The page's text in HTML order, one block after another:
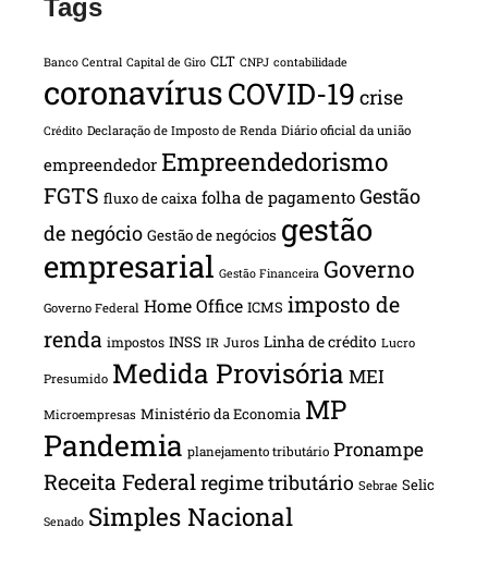
Tags
Banco Central Capital de Giro CLT CNPJ contabilidade
coronavírusCOVID-19 crise
Crédito Declaração de Imposto de Renda Diário oficial da união
empreendedor Empreendedorismo
FGTS fluxo de caixa folha de pagamento Gestão
de negócio Gestão de negócios gestão
empresarial Gestão Financeira Governo
Governo Federal Home Office ICMS imposto de
renda impostos INSS IR Juros Linha de crédito Lucro
Presumido Medida Provisória MEI
Microempresas Ministério da Economia MP
Pandemia planejamento tributário Pronampe
Receita Federalregime tributário Sebrae Selic
Senado Simples Nacional